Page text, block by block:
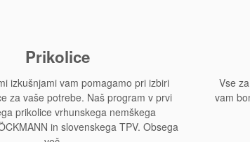
Prikolice
izkušnjami vam pomagamo pri izbiri
za vaše potrebe. Naš program v prvi
prikolice vrhunskega nemškega
in slovenskega TPV. Obsega
Vse
vam